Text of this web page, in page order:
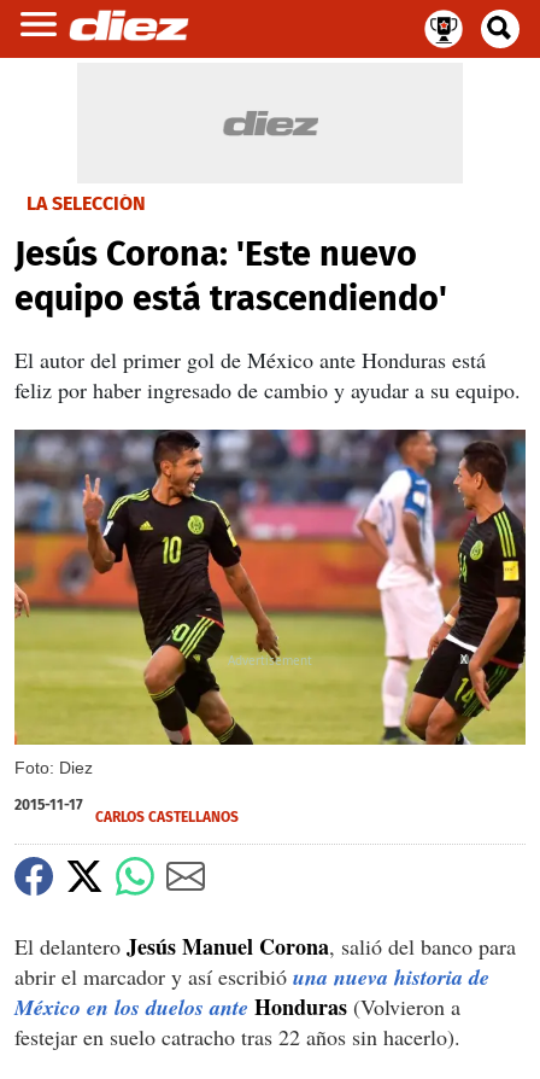
LA SELECCIÓN
Jesús Corona: 'Este nuevo
equipo está trascendiendo'
El autor del primer gol de México ante Honduras está
feliz por haber ingresado de cambio y ayudar a su equipo.
Foto: Diez
X
2015-11-17
CARLOS CASTELLANOS
El delantero Jesús Manuel Corona, salió del banco para
abrir el marcador y así escribió una nueva historia de
México en los duelos ante Honduras (Volvieron a
festejar en suelo catracho tras 22 años sin hacerlo).